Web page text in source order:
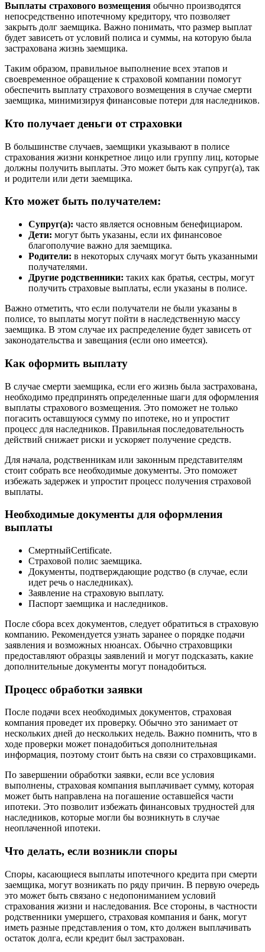
Выплаты страхового возмещения обычно производятся
непосредственно ипотечному кредитору, что позволяет
закрыть долг заемщика. Важно понимать, что размер выплат
будет зависеть от условий полиса и суммы, на которую была
застрахована жизнь заемщика.
Таким образом, правильное выполнение всех этапов и
своевременное обращение к страховой компании помогут
обеспечить выплату страхового возмещения в случае смерти
заемщика, минимизируя финансовые потери для наследников.
Кто получает деньги от страховки
В большинстве случаев, заемщики указывают в полисе
страхования жизни конкретное лицо или группу лиц, которые
должны получить выплаты. Это может быть как супруг(а), так
и родители или дети заемщика.
Кто может быть получателем:
Супруг(а): часто является основным бенефициаром.
Дети: могут быть указаны, если их финансовое
благополучие важно для заемщика.
Родители: в некоторых случаях могут быть указанными
получателями.
Другие родственники: таких как братья, сестры, могут
получить страховые выплаты, если указаны в полисе.
Важно отметить, что если получатели не были указаны в
полисе, то выплаты могут пойти в наследственную массу
заемщика. В этом случае их распределение будет зависеть от
законодательства и завещания (если оно имеется).
Как оформить выплату
В случае смерти заемщика, если его жизнь была застрахована,
необходимо предпринять определенные шаги для оформления
выплаты страхового возмещения. Это поможет не только
погасить оставшуюся сумму по ипотеке, но и упростит
процесс для наследников. Правильная последовательность
действий снижает риски и ускоряет получение средств.
Для начала, родственникам или законным представителям
стоит собрать все необходимые документы. Это поможет
избежать задержек и упростит процесс получения страховой
выплаты.
Необходимые документы для оформления
выплаты
СмертныйCertificate.
Страховой полис заемщика.
Документы, подтверждающие родство (в случае, если
идет речь о наследниках).
Заявление на страховую выплату.
Паспорт заемщика и наследников.
После сбора всех документов, следует обратиться в страховую
компанию. Рекомендуется узнать заранее о порядке подачи
заявления и возможных нюансах. Обычно страховщики
предоставляют образцы заявлений и могут подсказать, какие
дополнительные документы могут понадобиться.
Процесс обработки заявки
После подачи всех необходимых документов, страховая
компания проведет их проверку. Обычно это занимает от
нескольких дней до нескольких недель. Важно помнить, что в
ходе проверки может понадобиться дополнительная
информация, поэтому стоит быть на связи со страховщиками.
По завершении обработки заявки, если все условия
выполнены, страховая компания выплачивает сумму, которая
может быть направлена на погашение оставшейся части
ипотеки. Это позволит избежать финансовых трудностей для
наследников, которые могли бы возникнуть в случае
неоплаченной ипотеки.
Что делать, если возникли споры
Споры, касающиеся выплаты ипотечного кредита при смерти
заемщика, могут возникать по ряду причин. В первую очередь
это может быть связано с недопониманием условий
страхования жизни и наследования. Все стороны, в частности
родственники умершего, страховая компания и банк, могут
иметь разные представления о том, кто должен выплачивать
остаток долга, если кредит был застрахован.